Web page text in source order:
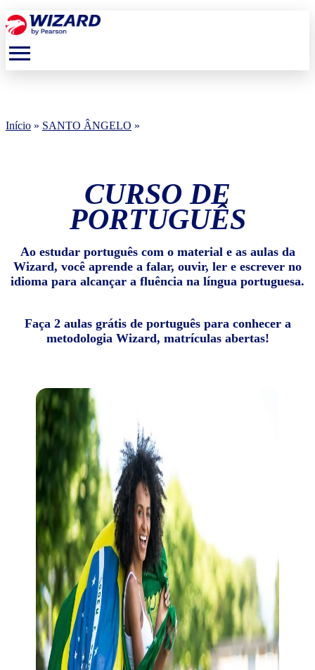
menu
Início » SANTO ÂNGELO »
CURSO DE
PORTUGUÊS
Ao estudar português com o material e as aulas da
Wizard, você aprende a falar, ouvir, ler e escrever no
idioma para alcançar a fluência na língua portuguesa.
Faça 2 aulas grátis de português para conhecer a
metodologia Wizard, matrículas abertas!